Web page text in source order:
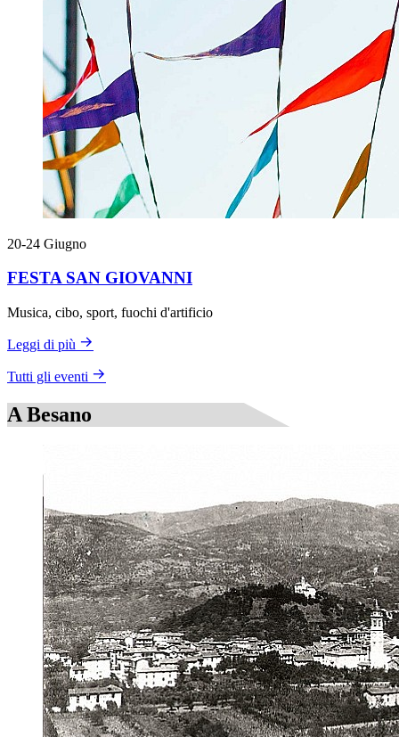
20-24 Giugno
FESTA SAN GIOVANNI
Musica, cibo, sport, fuochi d'artificio
Leggi di più
Tutti gli eventi
A Besano